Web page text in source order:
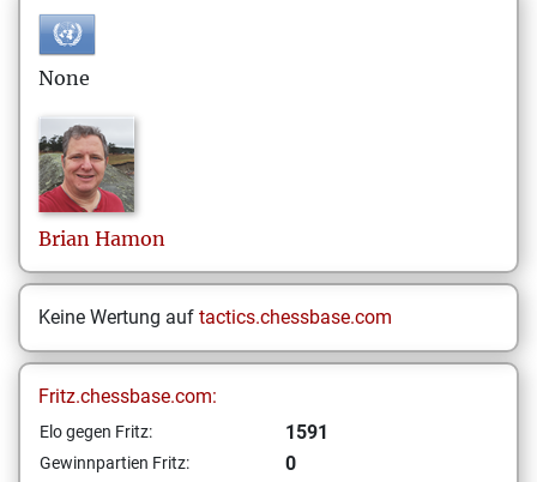
None
Brian Hamon
Keine Wertung auf tactics.chessbase.com
Fritz.chessbase.com:
Elo gegen Fritz: 1591
Gewinnpartien Fritz: 0